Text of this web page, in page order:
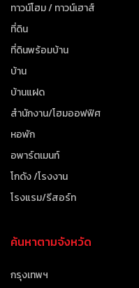
ทาวน์โฮม / ทาวน์เฮาส์
ที่ดิน
ที่ดินพร้อมบ้าน
บ้าน
บ้านแฝด
สำนักงาน/โฮมออฟฟิศ
หอพัก
อพาร์ตเมนท์
โกดัง /โรงงาน
โรงแรม/รีสอร์ท
ค้นหาตามจังหวัด
กรุงเทพฯ